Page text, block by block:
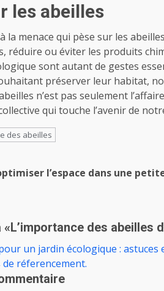
les abeilles
la menace qui pèse sur les
réduire ou éviter les produits
sont autant de gestes
préserver leur habitat,
n’est pas seulement
qui touche l’avenir de
des abeilles
l’espace dans une
«L’importance des abeilles
un jardin écologique :
réferencement.